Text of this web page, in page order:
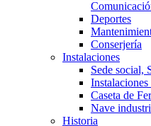
Deportes
Conserjería
Instalaciones
Sede social,
Caseta de
Nave
Historia